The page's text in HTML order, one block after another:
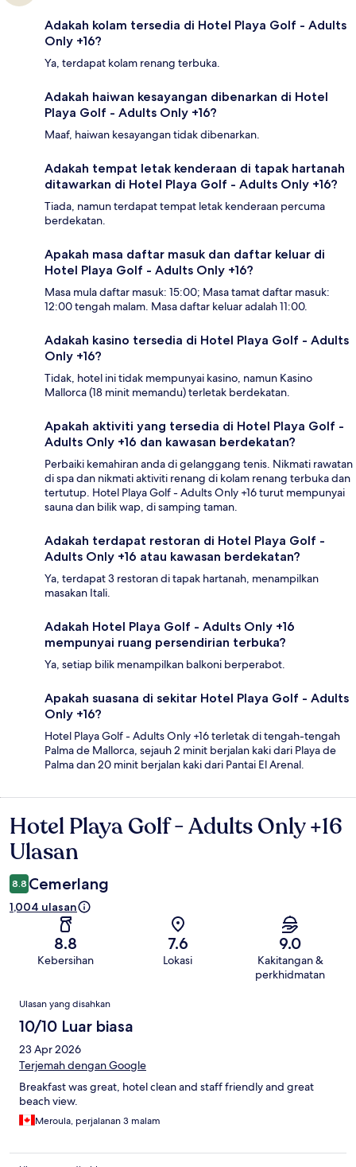
Adakah kolam tersedia di Hotel Playa Golf - Adults
Only +16?
Ya, terdapat kolam renang terbuka.
Adakah haiwan kesayangan dibenarkan di Hotel
Playa Golf - Adults Only +16?
Maaf, haiwan kesayangan tidak dibenarkan.
Adakah tempat letak kenderaan di tapak hartanah
ditawarkan di Hotel Playa Golf - Adults Only +16?
Tiada, namun terdapat tempat letak kenderaan percuma
berdekatan.
Apakah masa daftar masuk dan daftar keluar di
Hotel Playa Golf - Adults Only +16?
Masa mula daftar masuk: 15:00; Masa tamat daftar masuk:
12:00 tengah malam. Masa daftar keluar adalah 11:00.
Adakah kasino tersedia di Hotel Playa Golf - Adults
Only +16?
Tidak, hotel ini tidak mempunyai kasino, namun Kasino
Mallorca (18 minit memandu) terletak berdekatan.
Apakah aktiviti yang tersedia di Hotel Playa Golf -
Adults Only +16 dan kawasan berdekatan?
Perbaiki kemahiran anda di gelanggang tenis. Nikmati rawatan
di spa dan nikmati aktiviti renang di kolam renang terbuka dan
tertutup. Hotel Playa Golf - Adults Only +16 turut mempunyai
sauna dan bilik wap, di samping taman.
Adakah terdapat restoran di Hotel Playa Golf -
Adults Only +16 atau kawasan berdekatan?
Ya, terdapat 3 restoran di tapak hartanah, menampilkan
masakan Itali.
Adakah Hotel Playa Golf - Adults Only +16
mempunyai ruang persendirian terbuka?
Ya, setiap bilik menampilkan balkoni berperabot.
Apakah suasana di sekitar Hotel Playa Golf - Adults
Only +16?
Hotel Playa Golf - Adults Only +16 terletak di tengah-tengah
Palma de Mallorca, sejauh 2 minit berjalan kaki dari Playa de
Palma dan 20 minit berjalan kaki dari Pantai El Arenal.
Ulasan
Hotel Playa Golf - Adults Only +16
Ulasan
8.8 Cemerlang
1,004 ulasan
8.8
Kebersihan
7.6
Lokasi
9.0
Kakitangan &
perkhidmatan
Ulasan
Ulasan yang disahkan
10/10 Luar biasa
23 Apr 2026
Terjemah dengan Google
Breakfast was great, hotel clean and staff friendly and great
beach view.
Meroula, perjalanan 3 malam